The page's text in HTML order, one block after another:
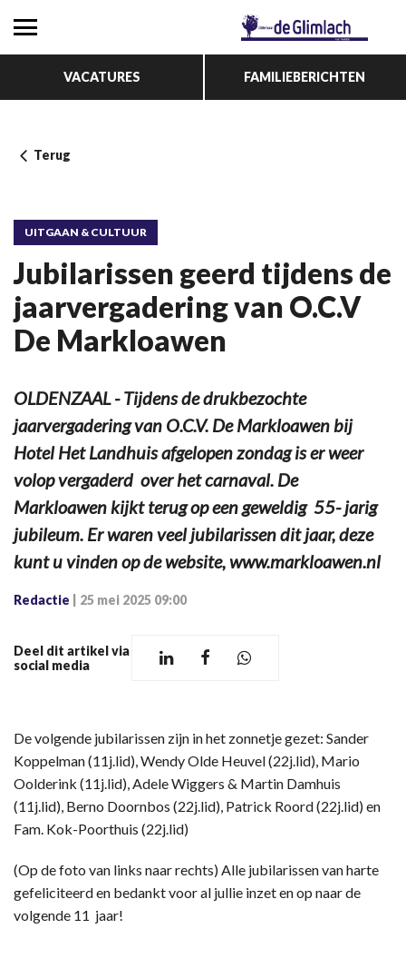
VACATURES FAMILIEBERICHTEN
Terug
UITGAAN & CULTUUR
Jubilarissen geerd tijdens de
jaarvergadering van O.C.V
De Markloawen
OLDENZAAL - Tijdens de drukbezochte
jaarvergadering van O.C.V. De Markloawen bij
Hotel Het Landhuis afgelopen zondag is er weer
volop vergaderd over het carnaval. De
Markloawen kijkt terug op een geweldig 55- jarig
jubileum. Er waren veel jubilarissen dit jaar, deze
kunt u vinden op de website, www.markloawen.nl
Redactie 25 mei 2025 09:00
Deel dit artikel via
social media
De volgende jubilarissen zijn in het zonnetje gezet: Sander
Koppelman (11j.lid), Wendy Olde Heuvel (22j.lid), Mario
Oolderink (11j.lid), Adele Wiggers & Martin Damhuis
(11j.lid), Berno Doornbos (22j.lid), Patrick Roord (22j.lid) en
Fam. Kok-Poorthuis (22j.lid)
(Op de foto van links naar rechts) Alle jubilarissen van harte
gefeliciteerd en bedankt voor al jullie inzet en op naar de
volgende 11 jaar!